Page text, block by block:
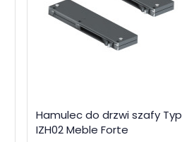
Hamulec do drzwi szafy Typ
IZH02 Meble Forte